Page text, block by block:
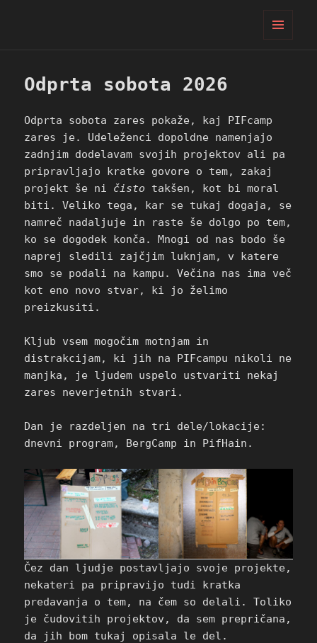
Odprta sobota 2026
Odprta sobota zares pokaže, kaj PIFcamp
zares je. Udeleženci dopoldne namenjajo
zadnjim dodelavam svojih projektov ali pa
pripravljajo kratke govore o tem, zakaj
projekt še ni čisto takšen, kot bi moral
biti. Veliko tega, kar se tukaj dogaja, se
namreč nadaljuje in raste še dolgo po tem,
ko se dogodek konča. Mnogi od nas bodo še
naprej sledili zajčjim luknjam, v katere
smo se podali na kampu. Večina nas ima več
kot eno novo stvar, ki jo želimo
preizkusiti.
Kljub vsem mogočim motnjam in
distrakcijam, ki jih na PIFcampu nikoli ne
manjka, je ljudem uspelo ustvariti nekaj
zares neverjetnih stvari.
Dan je razdeljen na tri dele/lokacije:
dnevni program, BergCamp in PifHain.
Čez dan ljudje postavljajo svoje projekte,
nekateri pa pripravijo tudi kratka
predavanja o tem, na čem so delali. Toliko
je čudovitih projektov, da sem prepričana,
da jih bom tukaj opisala le del.